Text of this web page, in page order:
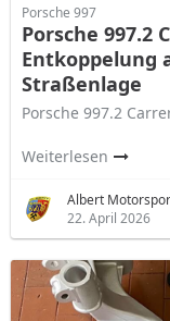
Porsche 997
Porsche 997.2
Entkoppelung
Straßenlage
Porsche 997.2
Weiterlesen
Albert
22. April 2026